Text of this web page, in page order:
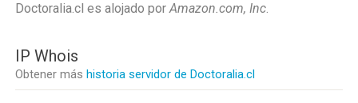
Doctoralia.cl es alojado porAmazon.com, Inc.
IP Whois
Obtener más historia servidor de Doctoralia.cl